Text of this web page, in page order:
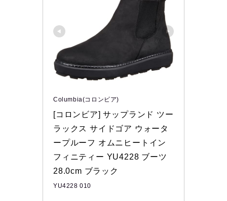
Columbia(コロンビア)
[コロンビア] サップランド ツー
ラックス サイドゴア ウォータ
ープルーフ オムニヒートイン
フィニティー YU4228 ブーツ
28.0cm ブラック
YU4228 010